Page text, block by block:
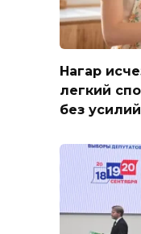
Нагар
легкий
без усилий